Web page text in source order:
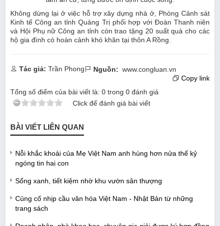
Không dừng lại ở việc hỗ trợ xây dựng nhà ở, Phòng Cảnh sát
Kinh tế Công an tỉnh Quảng Trị phối hợp với Đoàn Thanh niên
và Hội Phụ nữ Công an tỉnh còn trao tặng 20 suất quà cho các
hộ gia đình có hoàn cảnh khó khăn tại thôn A Rồng.
Tác giả: Trần Phong Nguồn: www.congluan.vn
Copy link
Tổng số điểm của bài viết là: 0 trong 0 đánh giá
Click để đánh giá bài viết
BÀI VIẾT LIÊN QUAN
Nỗi khắc khoải của Mẹ Việt Nam anh hùng hơn nửa thế kỷ
ngóng tin hai con
Sống xanh, tiết kiệm nhờ khu vườn sân thượng
Củng cố nhịp cầu văn hóa Việt Nam - Nhật Bản từ những
trang sách